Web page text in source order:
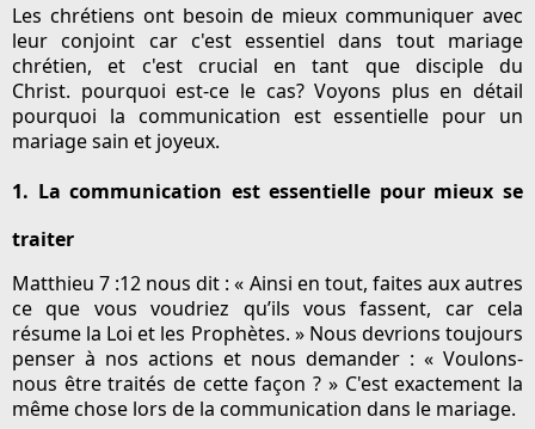
Les chrétiens ont besoin de mieux communiquer avec
leur conjoint car c'est essentiel dans tout mariage
chrétien, et c'est crucial en tant que disciple du
Christ. pourquoi est-ce le cas? Voyons plus en détail
pourquoi la communication est essentielle pour un
mariage sain et joyeux.
1. La communication est essentielle pour mieux se
traiter
Matthieu 7 :12 nous dit : « Ainsi en tout, faites aux autres
ce que vous voudriez qu’ils vous fassent, car cela
résume la Loi et les Prophètes. » Nous devrions toujours
penser à nos actions et nous demander : « Voulons-
nous être traités de cette façon ? » C'est exactement la
même chose lors de la communication dans le mariage.